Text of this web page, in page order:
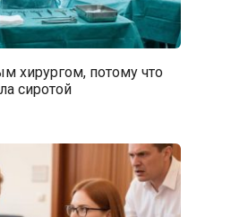
хирургом, потому что
сиротой